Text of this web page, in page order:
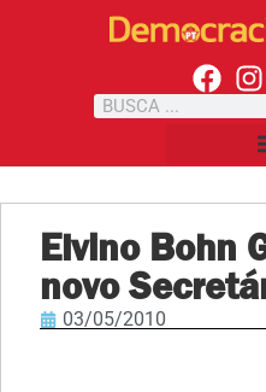
Elvino Bohn
novo
03/05/2010